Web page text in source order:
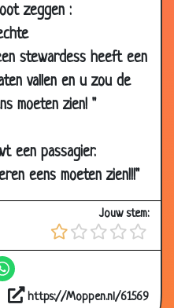
zeggen :
stewardess heeft een
vallen en u zou de
moeten zien! "
een passagier.
eens moeten zien!!!"
Jouw stem:
https://Moppen.nl/61569
3.55
3.05
paard 3.35
3.94